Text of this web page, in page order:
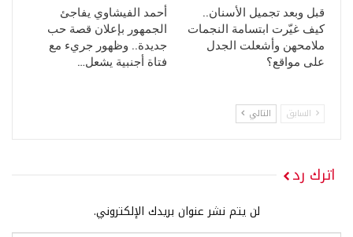
قبل وبعد تجميل الأسنان..
كيف غيّرت ابتسامة النجمات
ملامحهن وأشعلت الجدل
على مواقع؟
أحمد الفيشاوي يفاجئ
الجمهور بإعلان قصة حب
جديدة.. وظهور جريء مع
فتاة أجنبية يشعل…
السابق التالي
اترك رد
لن يتم نشر عنوان بريدك الإلكتروني.